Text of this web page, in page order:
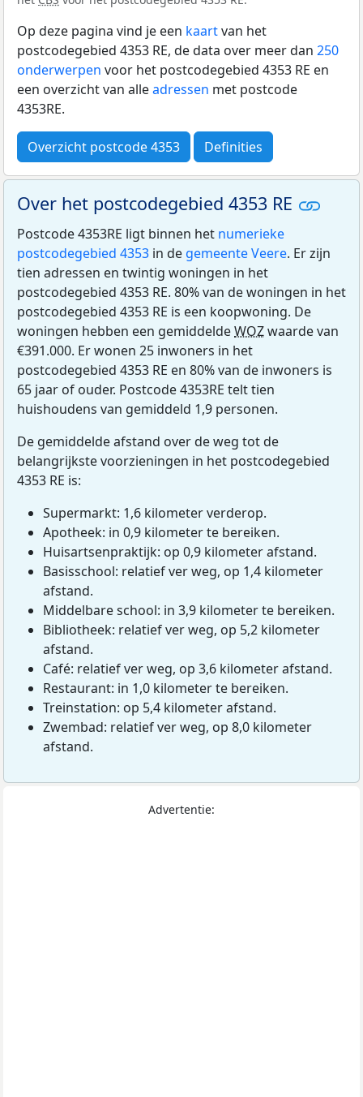
Op deze pagina vind je een kaartvan het
postcodegebied 4353 RE, de data over meer dan 250
onderwerpen voor het postcodegebied 4353 RE en
een overzicht van alleadressen met postcode
4353RE.
Overzicht postcode 4353 Definities
Over het postcodegebied 4353 RE
Postcode 4353RE ligt binnen het numerieke
postcodegebied 4353 in de gemeente Veere. Er zijn
tien adressen en twintig woningen in het
postcodegebied 4353 RE. 80% van de woningen in het
postcodegebied 4353 RE is een koopwoning. De
woningen hebben een gemiddeldeWOZwaarde van
€391.000. Er wonen 25 inwoners in het
postcodegebied 4353 RE en 80% van de inwoners is
65 jaar of ouder. Postcode 4353RE telt tien
huishoudens van gemiddeld 1,9 personen.
De gemiddelde afstand over de weg tot de
belangrijkste voorzieningen in het postcodegebied
4353 RE is:
Supermarkt: 1,6 kilometer verderop.
Apotheek: in 0,9 kilometer te bereiken.
Huisartsenpraktijk: op 0,9 kilometer afstand.
Basisschool: relatief ver weg, op 1,4 kilometer
afstand.
Middelbare school: in 3,9 kilometer te bereiken.
Bibliotheek: relatief ver weg, op 5,2 kilometer
afstand.
Café: relatief ver weg, op 3,6 kilometer afstand.
Restaurant: in 1,0 kilometer te bereiken.
Treinstation: op 5,4 kilometer afstand.
Zwembad: relatief ver weg, op 8,0 kilometer
afstand.
Advertentie: